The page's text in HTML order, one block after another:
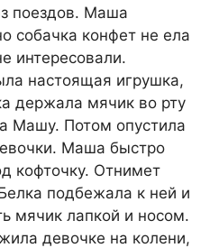
поездов. Маша
собачка конфет не ела
интересовали.
настоящая игрушка,
держала мячик во рту
Машу. Потом опустила
Маша быстро
кофточку. Отнимет
подбежала к ней и
мячик лапкой и носом.
девочке на колени,